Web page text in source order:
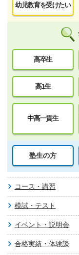
幼児教育を受けたい
高卒生
高1生
中高一貫生
塾生の方
コース・講習
模試・テスト
イベント・説明会
合格実績・体験談